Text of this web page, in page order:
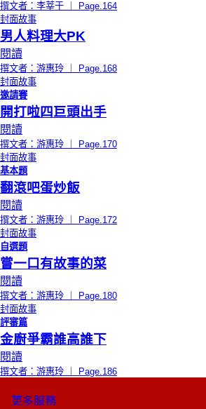
撰文者：李莘于 ｜ Page.164
封面故事
男人料理大PK
閱讀
撰文者：游惠玲 ｜ Page.168
封面故事
邀請賽
開打啦四巨頭出手
閱讀
撰文者：游惠玲 ｜ Page.170
封面故事
基本題
翻滾吧蛋炒飯
閱讀
撰文者：游惠玲 ｜ Page.172
封面故事
自選題
嘗一口有故事的菜
閱讀
撰文者：游惠玲 ｜ Page.180
封面故事
評審篇
金廚爭霸誰高誰下
閱讀
撰文者：游惠玲 ｜ Page.186
更多服務